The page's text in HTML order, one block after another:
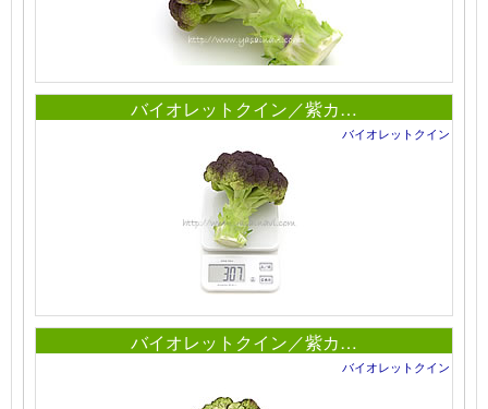
バイオレットクイン／紫カ…
バイオレットクイン
バイオレットクイン／紫カ…
バイオレットクイン